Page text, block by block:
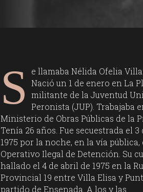
S
e llamaba Nélida Ofelia
Nació un 1 de enero en La
militante de la Juventud
Peronista (JUP). Trabajaba
Ministerio de Obras Públicas de la
Tenía 26 años. Fue secuestrada el 3
1975 por la noche, en la vía pública,
Operativo Ilegal de Detención. Su
hallado el 4 de abril de 1975 en la
Provincial 19 entre Villa Elisa y
partido de Ensenada. A los y las